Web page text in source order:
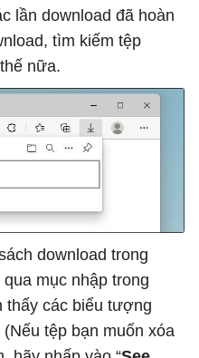
lần download đã hoàn
tìm kiếm tệp
nữa.
download trong
mục nhập trong
thấy các biểu tượng
tệp bạn muốn xóa